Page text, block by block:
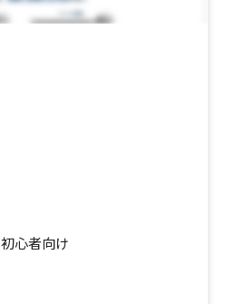
初心者向け